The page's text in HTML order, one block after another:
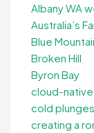
Albany WA
Australia’s
Blue
Broken Hill
Byron Bay
cloud-
cold
creating a